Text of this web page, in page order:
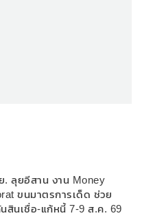
ลุยอีสาน งาน Money
ขนมาตรการเด็ด ช่วย
สินเชื่อ-แก้หนี้ 7-9 ส.ค. 69